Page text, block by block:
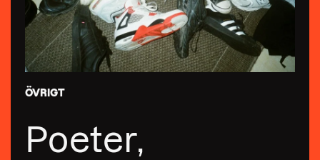
ÖVRIGT
Poeter,